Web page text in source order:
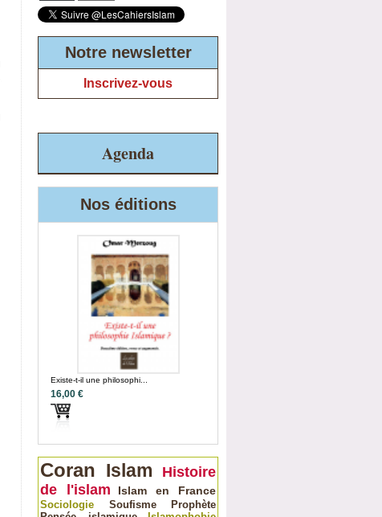
Notre newsletter
Inscrivez-vous
Agenda
Nos éditions
Existe-t-il une philosophi...
16,00 €
Coran Islam
Histoire
de l'islam
Islam en France
Sociologie Soufisme
Prophète